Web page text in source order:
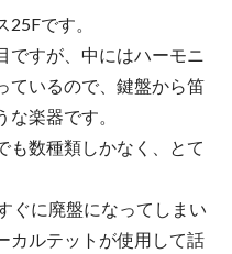
です。
ですが、中にはハーモニ
ているので、鍵盤から笛
楽器です。
も数種類しかなく、とて
ぐに廃盤になってしまい
カルテットが使用して話